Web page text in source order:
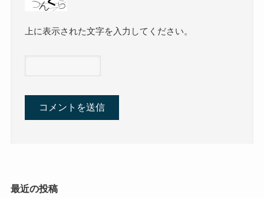
上に表示された文字を入力してください。
最近の投稿